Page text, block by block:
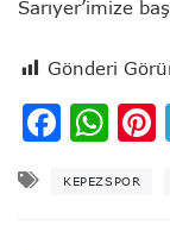
Sarıyer’imize
Gönderi
KEPEZSPOR